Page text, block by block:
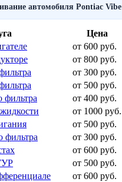
автомобиля Pontiac Vibe
Цена
от 600 руб.
от 800 руб.
от 300 руб.
от 500 руб.
фильтра
от 400 руб.
от 1000 руб.
от 500 руб.
фильтра
от 300 руб.
от 600 руб.
от 500 руб.
от 600 руб.